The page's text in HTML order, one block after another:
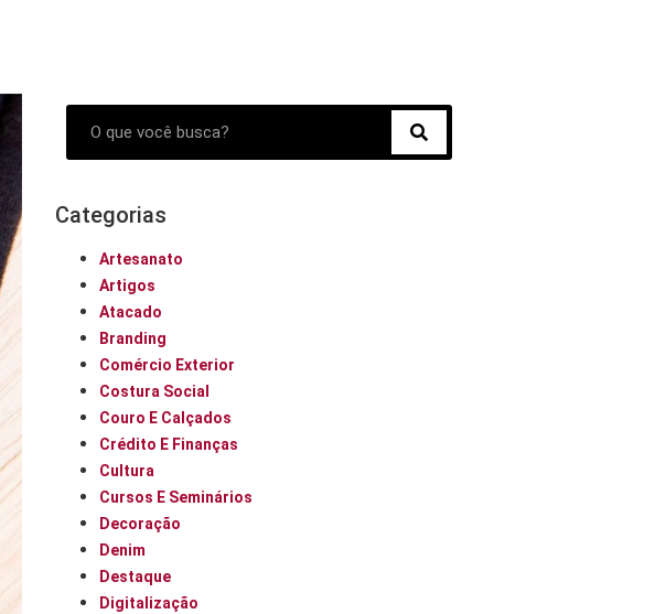
Categorias
Artesanato
Artigos
Atacado
Branding
Comércio Exterior
Costura Social
Couro E Calçados
Crédito E Finanças
Cultura
Cursos E Seminários
Decoração
Denim
Destaque
Digitalização